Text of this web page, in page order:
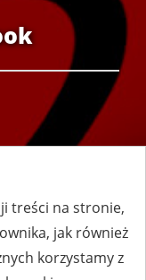
treści na stronie,
jak również
korzystamy z